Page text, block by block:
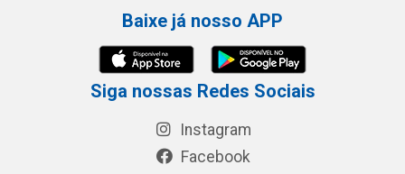
Baixe já nosso APP
Siga nossas Redes Sociais
Instagram
Facebook